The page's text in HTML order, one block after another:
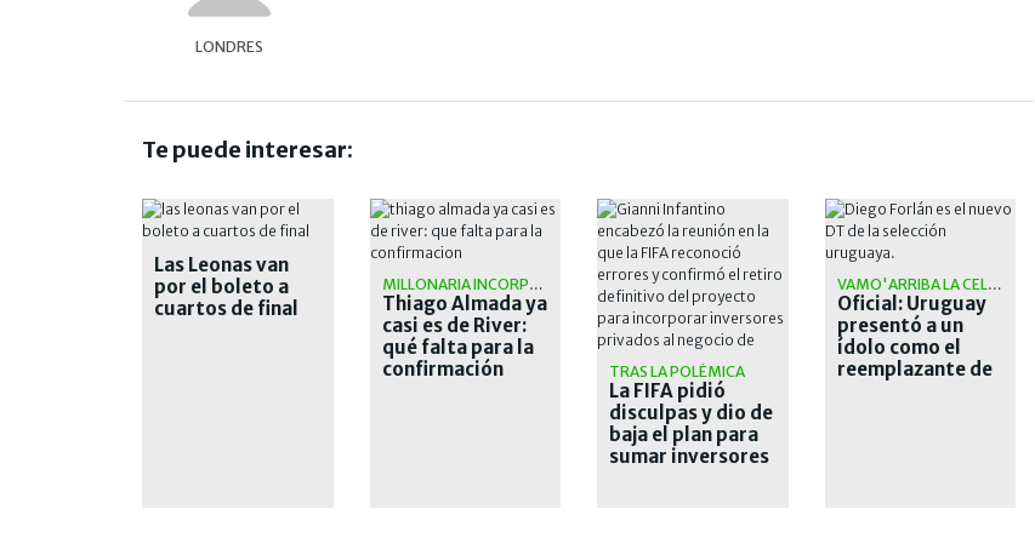
LONDRES
Te puede interesar:
Las Leonas van
por el boleto a
cuartos de final
MILLONARIA INCORPORACIÓN
Thiago Almada ya
casi es de River:
qué falta para la
confirmación
TRAS LA POLÉMICA
La FIFA pidió
disculpas y dio de
baja el plan para
sumar inversores
VAMO'ARRIBA LA CELESTE
Oficial: Uruguay
presentó a un
ídolo como el
reemplazante de